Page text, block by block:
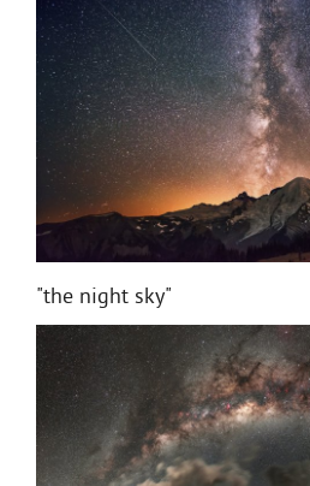
"the night sky"